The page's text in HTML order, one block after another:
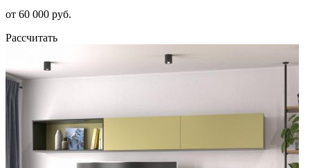
от 60 000 руб.
Рассчитать